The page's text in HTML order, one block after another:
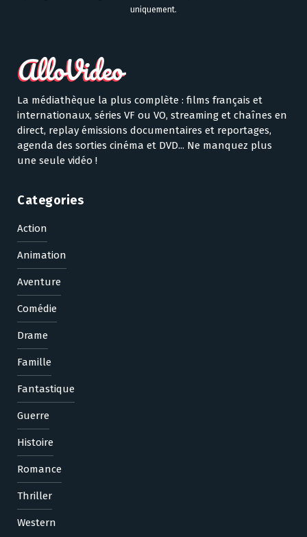
uniquement.
La médiathèque la plus complète : films français et
internationaux, séries VF ou VO, streaming et chaînes en
direct, replay émissions documentaires et reportages,
agenda des sorties cinéma et DVD... Ne manquez plus
une seule vidéo !
Categories
Action
Animation
Aventure
Comédie
Drame
Famille
Fantastique
Guerre
Histoire
Romance
Thriller
Western